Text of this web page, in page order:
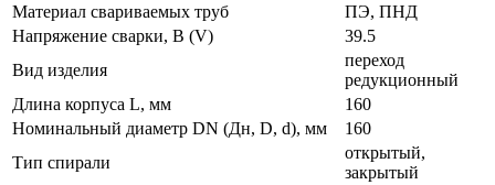
Материал свариваемых труб
ПЭ, ПНД
Напряжение сварки, В (V)
39.5
Вид изделия
переход
редукционный
Длина корпуса L, мм
160
Номинальный диаметр DN (Дн, D, d), мм
160
Тип спирали
открытый,
закрытый